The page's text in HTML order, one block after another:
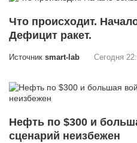
Что происходит.
Дефицит ракет.
Источник smart-lab Сегодня
Нефть по $300 и
сценарий неизбежен